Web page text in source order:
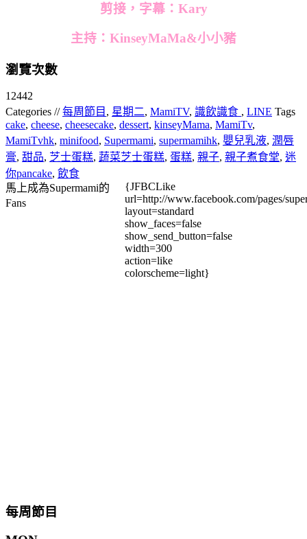
剪接，字幕： Kary
主持：KinseyMaMa&小小豬
瀏覽次數
12442
Categories //每周節目 , 星期二, MamiTV, 識飲識食 , LINE Tags
cake, cheese, cheesecake, dessert, kinseyMama, MamiTv,
MamiTvhk, minifood, Supermami, supermamihk, 嬰兒乳液, 潤唇
膏, 甜品, 芝士蛋糕, 蔬菜芝士蛋糕, 蛋糕, 親子, 親子煮食堂, 迷
你pancake, 飲食
馬上成為Supermami的
Fans
{JFBCLike
url=http://www.facebook.com/pages/
layout=standard
show_faces=false
show_send_button=false
width=300
action=like
colorscheme=light}
每周節目